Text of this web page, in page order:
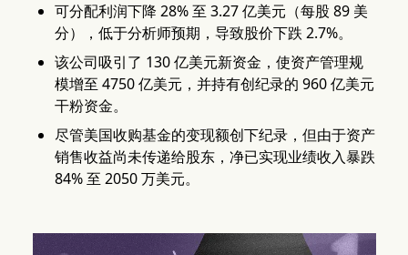
可分配利润下降 28% 至 3.27 亿美元（每股 89 美
分），低于分析师预期，导致股价下跌 2.7%。
该公司吸引了 130 亿美元新资金，使资产管理规
模增至 4750 亿美元，并持有创纪录的 960 亿美元
干粉资金。
尽管美国收购基金的变现额创下纪录，但由于资产
销售收益尚未传递给股东，净已实现业绩收入暴跌
84% 至 2050 万美元。